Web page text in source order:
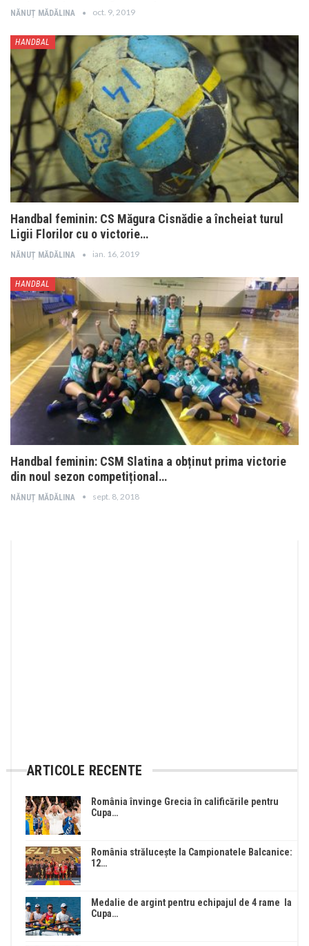
NĂNUȚ MĂDĂLINA oct. 9, 2019
HANDBAL
Handbal feminin: CS Măgura Cisnădie a încheiat turul
Ligii Florilor cu o victorie…
NĂNUȚ MĂDĂLINA ian. 16, 2019
HANDBAL
Handbal feminin: CSM Slatina a obținut prima victorie
din noul sezon competițional…
NĂNUȚ MĂDĂLINA sept. 8, 2018
ARTICOLE RECENTE
România învinge Grecia în calificările pentru
Cupa…
România strălucește la Campionatele Balcanice:
12…
Medalie de argint pentru echipajul de 4 rame la
Cupa…